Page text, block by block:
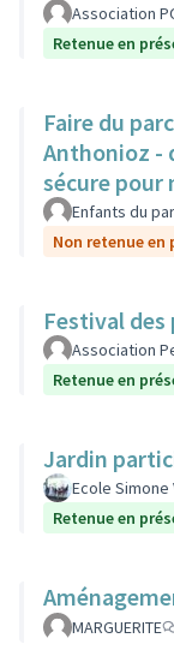
Association
Retenue en
Faire du
Anthonioz -
sécure pour
Enfants du
Non retenue
Festival
Association
Retenue en
Jardin
Ecole Simone
Retenue en
MARGUERITE